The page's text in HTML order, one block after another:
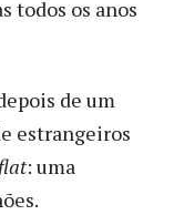
todos os anos
de um
estrangeiros
flat: uma